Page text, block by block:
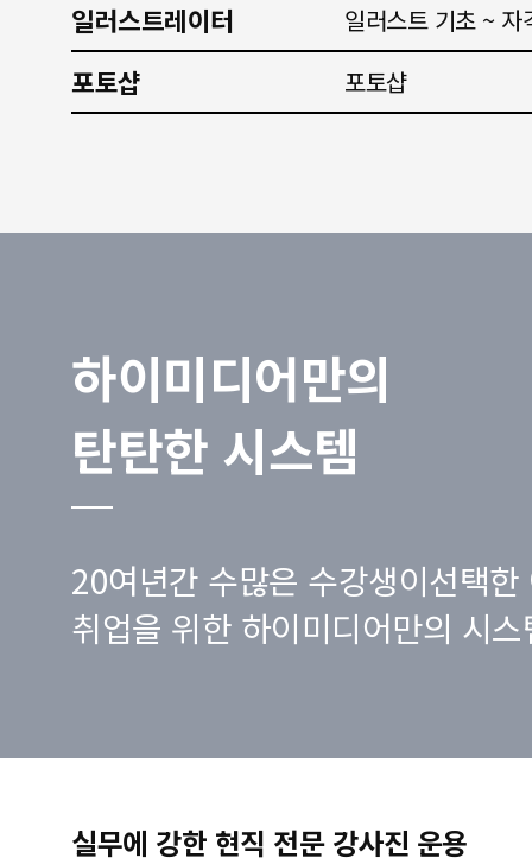
일러스트레이터 일러스트 기초 ~ 자
포토샵 포토샵
하이미디어만의
탄탄한 시스템
20여년간 수많은 수강생이선택한
취업을 위한 하이미디어만의 시
실무에 강한 현직 전문 강사진 운용